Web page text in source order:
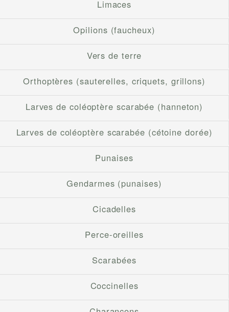
Limaces
Opilions (faucheux)
Vers de terre
Orthoptères (sauterelles, criquets, grillons)
Larves de coléoptère scarabée (hanneton)
Larves de coléoptère scarabée (cétoine dorée)
Punaises
Gendarmes (punaises)
Cicadelles
Perce-oreilles
Scarabées
Coccinelles